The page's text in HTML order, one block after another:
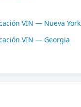
VIN — Nueva York
VIN — Georgia